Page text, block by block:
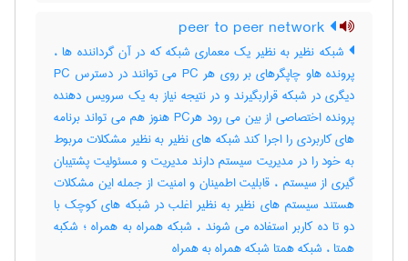
شبکه نظیر به نظیر یک معماری شبکه که در آن گرداننده ها ،
پرونده هاو چاپگرهای بر روی هر PC می توانند در دسترس PC
دیگری در شبکه قراربگیرند و در نتیجه نیاز به یک سرویس دهنده
پرونده اختصاصی از بین می رود هرPC هنوز هم می تواند برنامه
های کاربردی را اجرا کند شبکه های نظیر به نظیر مشکلات مربوط
به خود را در مدیریت سیستم دارند مدیریت و مسئولیت پشتیبان
گیری از سیستم ، قابلیت اطمینان و امنیت از جمله این مشکلات
هستند سیستم های نظیر به نظیر اغلب در شبکه های کوچک با
دو تا ده کاربر استفاده می شوند ، شبکه همراه به همراه ؛ شکبه
همتا ، شبکه همتا شبکه همراه به همراه